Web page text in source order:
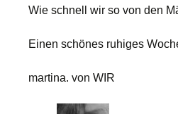
Wie schnell wir so von den
Einen schönes ruhiges
martina. von WIR